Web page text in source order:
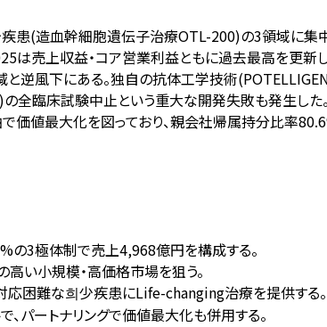
患(造血幹細胞遺伝子治療OTL-200)の3領域に集
売上収益・コア営業利益ともに過去最高を更新
逆風下にある。独自の抗体工学技術
全臨床試験中止という重大な開発失敗も発生し
価値最大化を図っており、親会社帰属持分比率
の3極体制で売上4,968億円を構成する。
い小規模・高価格市場を狙う。
応困難な희少疾患にLife-changing治療を提供する。
パートナリングで価値最大化も併用する。